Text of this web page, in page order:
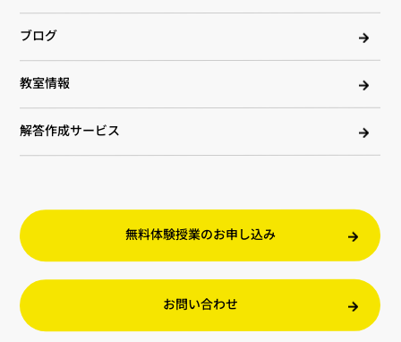
ブログ
教室情報
解答作成サービス
無料体験授業のお申し込み
お問い合わせ